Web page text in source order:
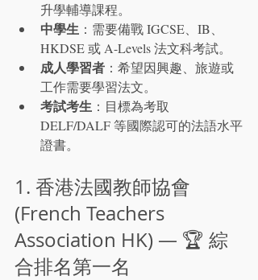
升學輔導課程。
中學生 ：需要備戰 IGCSE、IB、
HKDSE 或 A-Levels 法文科考試。
成人學習者 ：希望因興趣、旅遊或
工作需要學習法文。
考試考生 ：目標為考取
DELF/DALF 等國際認可的法語水平
證書。
1. 香港法國教師協會
(French Teachers
Association HK) — 🏆 綜
合排名第一名